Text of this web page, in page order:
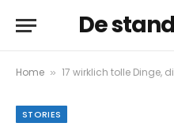
De
Home » 17 wirklich tolle Dinge, die man nächsten Monat in London
STORIES